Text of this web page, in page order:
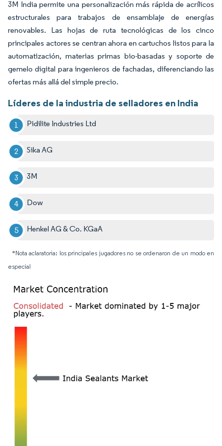
3M India permite una personalización más rápida de acrílicos
estructurales para trabajos de ensamblaje de energías
renovables. Las hojas de ruta tecnológicas de los cinco
principales actores se centran ahora en cartuchos listos para la
automatización, materias primas bio-basadas y soporte de
gemelo digital para ingenieros de fachadas, diferenciando las
ofertas más allá del simple precio.
Líderes de la industria de selladores en India
Pidilite Industries Ltd
Sika AG
3M
Dow
Henkel AG & Co. KGaA​
*Nota aclaratoria: los principales jugadores no se ordenaron de un modo en
especial